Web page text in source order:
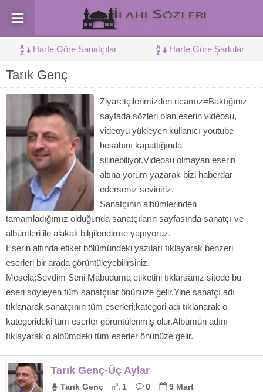
Harfe Göre Sanatçılar Harfe Göre Şarkılar
Tarık Genç
Ziyaretçilerimizden ricamız=Baktığınız
sayfada sözleri olan eserin videosu,
videoyu yükleyen kullanıcı youtube
hesabını kapattığında
silinebiliyor.Videosu olmayan eserin
altına yorum yazarak bizi haberdar
ederseniz seviniriz.
Sanatçının albümlerinden
tamamladığımız olduğunda sanatçıların sayfasında sanatçı ve
albümleri ile alakalı bilgilendirme yapıyoruz.
Eserin altında etiket bölümündeki yazıları tıklayarak benzeri
eserleri bir arada görüntüleyebilirsiniz.
Mesela;Sevdim Seni Mabuduma etiketini tıklarsanız sitede bu
eseri söyleyen tüm sanatçılar önünüze gelir.Yine sanatçı adı
tıklanarak sanatçının tüm eserleri;kategori adı tıklanarak o
kategorideki tüm eserler görüntülenmiş olur.Albümün adını
tıklayarak o albümdeki tüm eserler önünüze gelir.
Tarık Genç-Üç Aylar
Tarık Genç 1 0
9 Mart